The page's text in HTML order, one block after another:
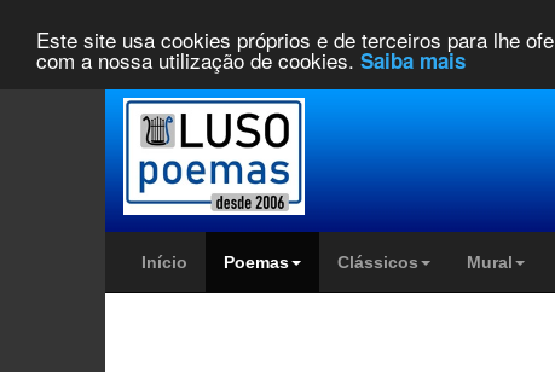
Este site usa cookies próprios e de terceiros para lhe
com a nossa utilização de cookies. Saiba mais
Início Poemas Clássicos Mural